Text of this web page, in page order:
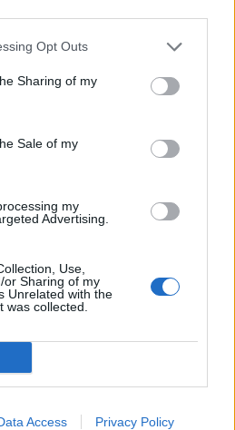
Opt Outs
Sharing of my
Sale of my
my
Advertising.
Use,
or Sharing of my
Unrelated with the
was collected.
Access Privacy Policy
британците към
живот